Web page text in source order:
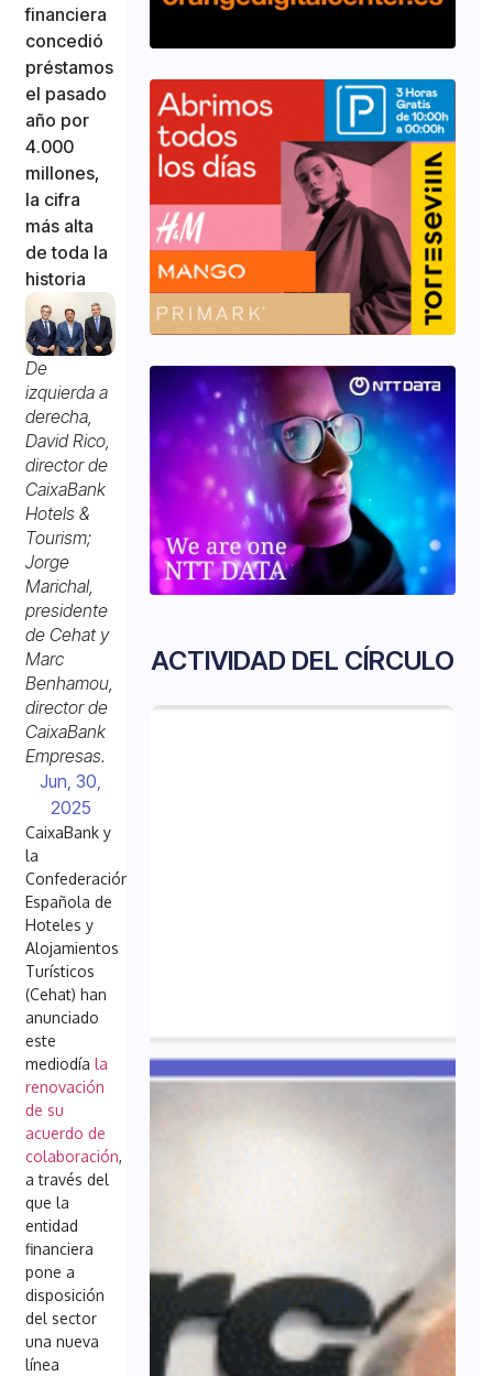
financiera
concedió
préstamos
el pasado
año por
4.000
millones,
la cifra
más alta
de toda la
historia
De
izquierda a
derecha,
David Rico,
director de
CaixaBank
Hotels &
Tourism;
Jorge
Marichal,
presidente
de Cehat y
Marc
Benhamou,
director de
CaixaBank
Empresas.
Jun, 30,
2025
CaixaBank y
la
Confederación
Española de
Hoteles y
Alojamientos
Turísticos
(Cehat) han
anunciado
este
mediodíala
renovación
de su
acuerdo de
colaboración,
a través del
que la
entidad
financiera
pone a
disposición
del sector
una nueva
línea
ACTIVIDAD DEL CÍRCULO